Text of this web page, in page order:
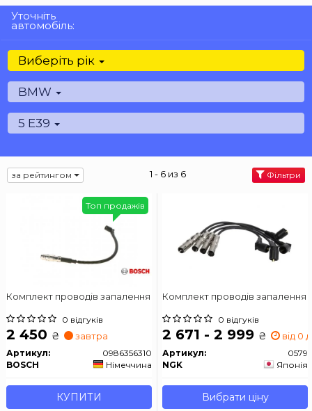
Уточніть
автомобіль:
Виберіть рік
BMW
5 E39
за рейтингом 1 - 6 из 6 Фільтри
Комплект проводів запалення
0 відгуків
2 450 ₴ завтра
Артикул:
0986356310
BOSCH
Німеччина
КУПИТИ
Топ продажів
Комплект проводів запалення
0 відгуків
2 671 - 2 999 ₴ від 0
Артикул:
0579
NGK
Японія
Вибрати ціну